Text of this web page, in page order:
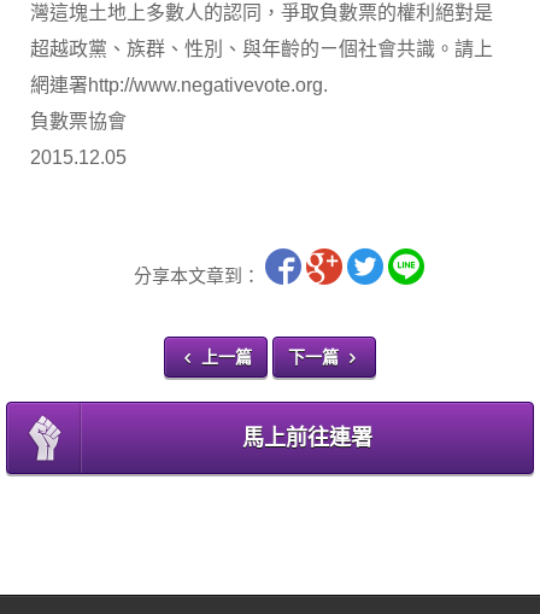
灣這塊土地上多數人的認同，爭取負數票的權利絕對是
超越政黨、族群、性別、與年齡的ㄧ個社會共識。請上
網連署http://www.negativevote.org.
負數票協會
2015.12.05
分享本文章到：
上一篇 下一篇
馬上前往連署